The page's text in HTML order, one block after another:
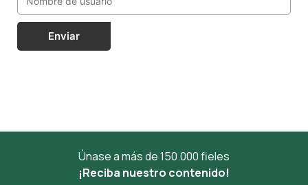
Enviar
Únase a más de 150.000 fieles
¡Reciba nuestro contenido!